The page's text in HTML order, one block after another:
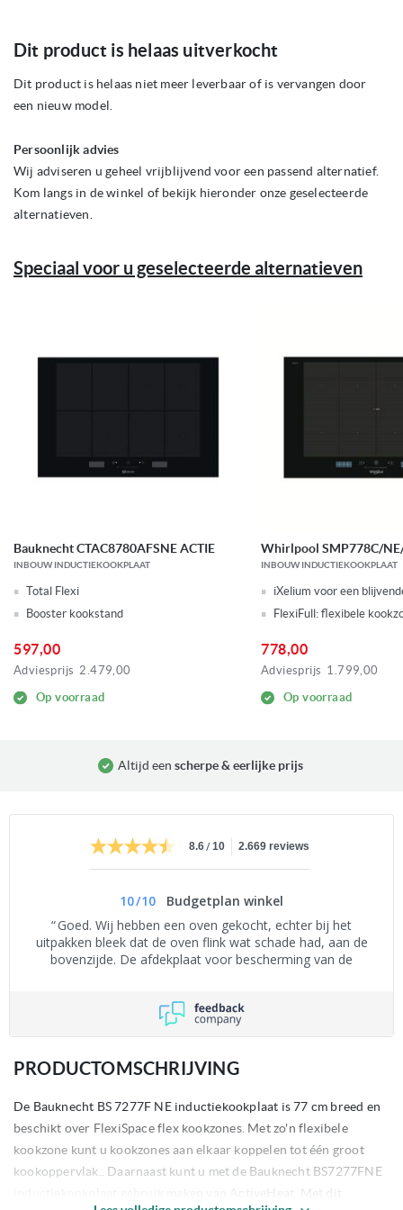
naar
begin
van
Dit product is helaas uitverkocht
Dit product is helaas niet meer leverbaar of is vervangen door
een nieuw model.
Persoonlijk advies
Wij adviseren u geheel vrijblijvend voor een passend alternatief.
Kom langs in de winkel of bekijk hieronder onze geselecteerde
alternatieven.
Speciaal voor u geselecteerde alternatieven
Bauknecht CTAC8780AFSNE ACTIE
INBOUW INDUCTIEKOOKPLAAT
Total Flexi
Booster kookstand
597,00
Adviesprijs 2.479,00
Op voorraad
Whirlpool SMP778C/
INBOUW INDUCTIEKOOKPLAAT
iXelium voor een
FlexiFull: flexibele
778,00
Adviesprijs 1.799,00
Op voorraad
Altijd een scherpe & eerlijke prijs
8.6/ 10 2.669 reviews
10/10
Budgetplan winkel
Goed. Wij hebben een oven gekocht, echter bij het
uitpakken bleek dat de oven flink wat schade had, aan de
bovenzijde. De afdekplaat voor bescherming van de
en de oven getest of hij het naar behoren deed. Het is
jammer dat dit niet gemeld was aan mij, ik neem aan dat
eventueel een foto van de schade, mocht daar interesse
voor zijn)
PRODUCTOMSCHRIJVING
De Bauknecht BS 7277F NE inductiekookplaat is 77 cm breed en
beschikt over FlexiSpace flex kookzones. Met zo'n flexibele
kookzone kunt u kookzones aan elkaar koppelen tot één groot
kookoppervlak.. Daarnaast kunt u met de Bauknecht BS7277FNE
inductiekookplaat gebruik maken van ActiveHeat. Met dit